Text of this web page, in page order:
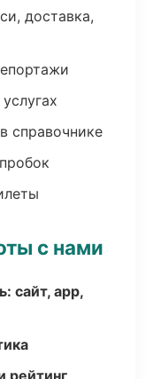
доставка,
справочнике
с нами
сайт, app,
рейтинг